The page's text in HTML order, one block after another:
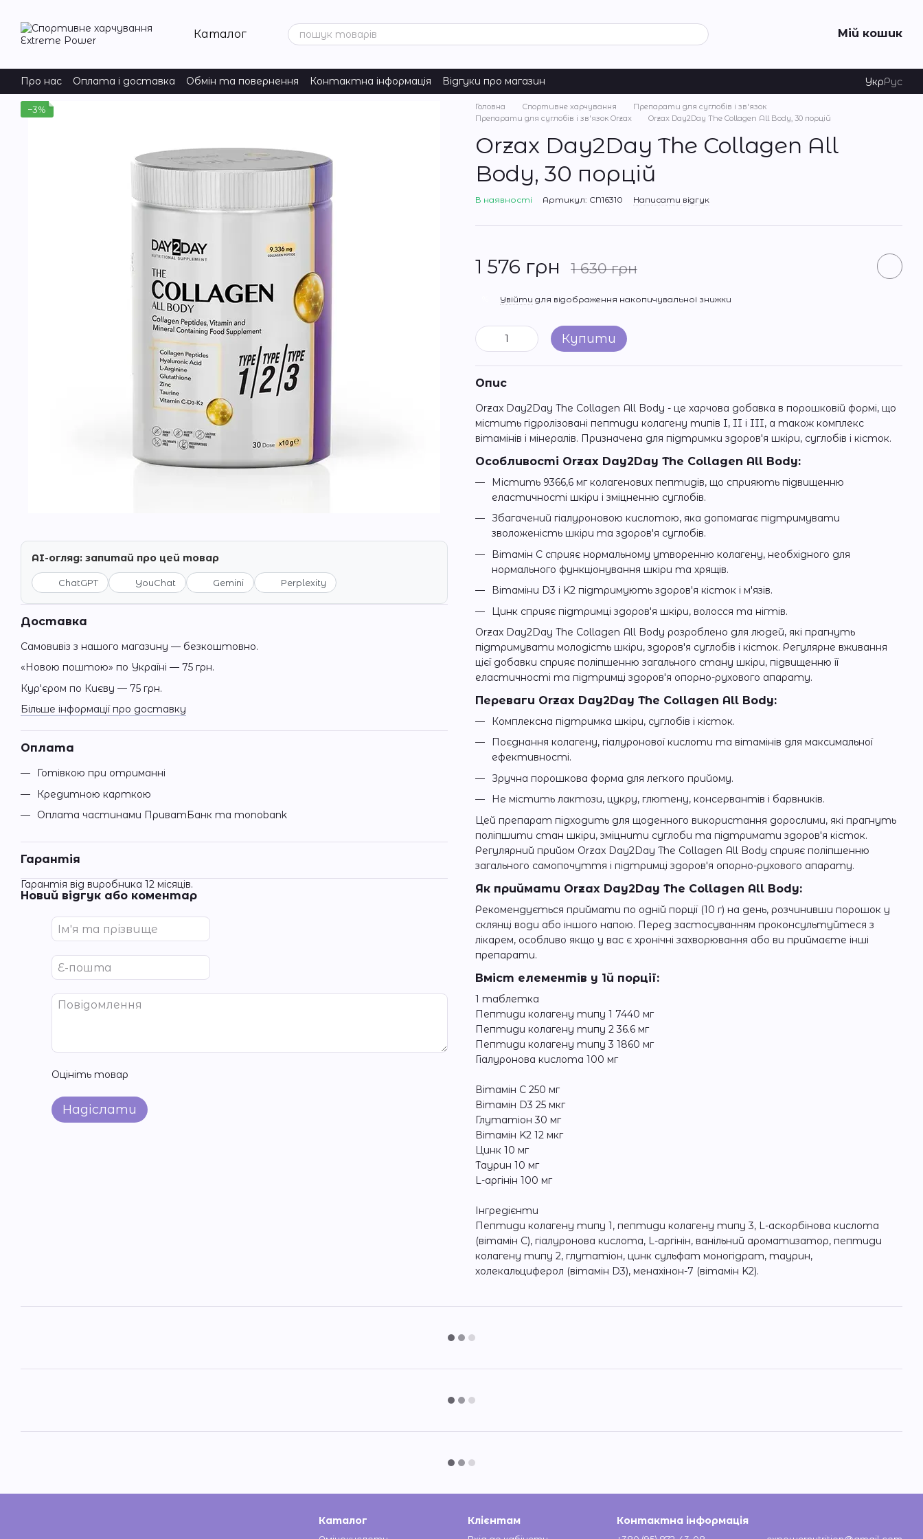
Каталог Мій кошик
Про нас Оплата і доставка Обмін та повернення Контактна інформація Відгуки про магазин УкрРус
−3%
AI-огляд: запитай про цей товар
ChatGPT YouChat Gemini Perplexity
Доставка
Самовивіз з нашого магазину — безкоштовно.
«Новою поштою» по Україні — 75 грн.
Кур'єром по Києву — 75 грн.
Більше інформації про доставку
Оплата
Готівкою при отриманні
Кредитною карткою
Оплата частинами ПриватБанк та monobank
Гарантія
Гарантія від виробника 12 місяців.
Новий відгук або коментар
Оцініть товар
Надіслати
Головна Спортивне харчування
Препарати для суглобів і зв'язок
Препарати для суглобів і зв'язок Orzax
Orzax Day2Day The Collagen All Body, 30 порцій
Orzax Day2Day The Collagen All
Body, 30 порцій
В наявності Артикул: CN16310 Написати відгук
1 576 грн 1 630 грн
Увійти для відображення накопичувальної знижки
Купити
Опис
Orzax Day2Day The Collagen All Body - це харчова добавка в порошковій формі, що
містить гідролізовані пептиди колагену типів I, II і III, а також комплекс
вітамінів і мінералів. Призначена для підтримки здоров'я шкіри, суглобів і кісток.
Особливості Orzax Day2Day The Collagen All Body:
Містить 9366,6 мг колагенових пептидів, що сприяють підвищенню
еластичності шкіри і зміцненню суглобів.
Збагачений гіалуроновою кислотою, яка допомагає підтримувати
зволоженість шкіри та здоров'я суглобів.
Вітамін C сприяє нормальному утворенню колагену, необхідного для
нормального функціонування шкіри та хрящів.
Вітаміни D3 і K2 підтримують здоров'я кісток і м'язів.
Цинк сприяє підтримці здоров'я шкіри, волосся та нігтів.
Orzax Day2Day The Collagen All Body розроблено для людей, які прагнуть
підтримувати молодість шкіри, здоров'я суглобів і кісток. Регулярне вживання
цієї добавки сприяє поліпшенню загального стану шкіри, підвищенню її
еластичності та підтримці здоров'я опорно-рухового апарату.
Переваги Orzax Day2Day The Collagen All Body:
Комплексна підтримка шкіри, суглобів і кісток.
Поєднання колагену, гіалуронової кислоти та вітамінів для максимальної
ефективності.
Зручна порошкова форма для легкого прийому.
Не містить лактози, цукру, глютену, консервантів і барвників.
Цей препарат підходить для щоденного використання дорослими, які прагнуть
поліпшити стан шкіри, зміцнити суглоби та підтримати здоров'я кісток.
Регулярний прийом Orzax Day2Day The Collagen All Body сприяє поліпшенню
загального самопочуття і підтримці здоров'я опорно-рухового апарату.
Як приймати Orzax Day2Day The Collagen All Body:
Рекомендується приймати по одній порції (10 г) на день, розчинивши порошок у
склянці води або іншого напою. Перед застосуванням проконсультуйтеся з
лікарем, особливо якщо у вас є хронічні захворювання або ви приймаєте інші
препарати.
Вміст елементів у 1й порції:
1 таблетка
Пептиди колагену типу 1 7440 мг
Пептиди колагену типу 2 36.6 мг
Пептиди колагену типу 3 1860 мг
Гіалуронова кислота 100 мг
Вітамін C 250 мг
Вітамін D3 25 мкг
Глутатіон 30 мг
Вітамін K2 12 мкг
Цинк 10 мг
Таурин 10 мг
L-аргінін 100 мг
Інгредієнти
Пептиди колагену типу 1, пептиди колагену типу 3, L-аскорбінова кислота
(вітамін C), гіалуронова кислота, L-аргінін, ванільний ароматизатор, пептиди
колагену типу 2, глутатіон, цинк сульфат моногідрат, таурин,
холекальциферол (вітамін D3), менахінон-7 (вітамін K2).
Каталог Клієнтам Контактна інформація